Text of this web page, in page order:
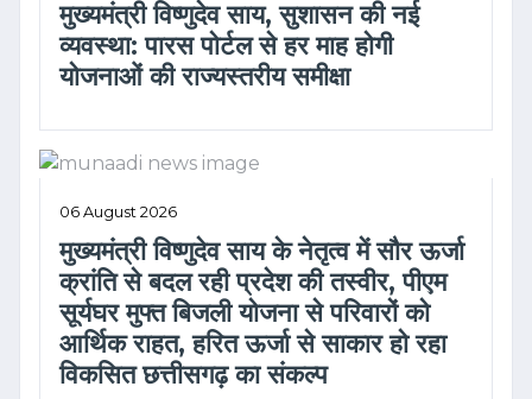
मुख्यमंत्री विष्णुदेव साय, सुशासन की नई
व्यवस्था: पारस पोर्टल से हर माह होगी
योजनाओं की राज्यस्तरीय समीक्षा
06 August 2026
मुख्यमंत्री विष्णुदेव साय के नेतृत्व में सौर ऊर्जा
क्रांति से बदल रही प्रदेश की तस्वीर, पीएम
सूर्यघर मुफ्त बिजली योजना से परिवारों को
आर्थिक राहत, हरित ऊर्जा से साकार हो रहा
विकसित छत्तीसगढ़ का संकल्प